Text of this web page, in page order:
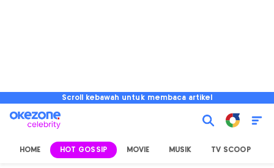
Scroll kebawah untuk membaca artikel
HOME HOT GOSSIP MOVIE MUSIK TV SCOOP